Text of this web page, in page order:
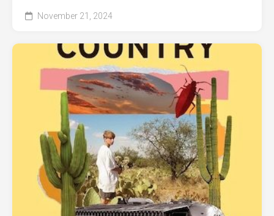
November 21, 2024